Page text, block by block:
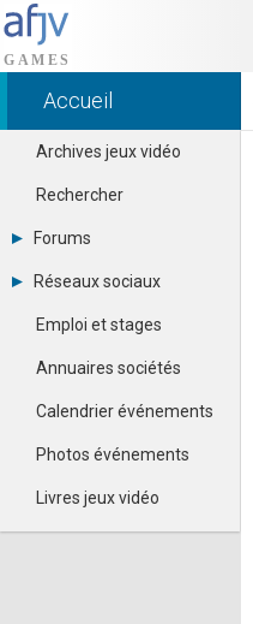
Accueil
Archives jeux vidéo
Rechercher
Forums
Tous les forums
Se connecter
Contacter un modérateur
Réseaux sociaux
Dailymotion
Facebook
Google+
Pinterest
Youtube
Emploi et stages
Annuaires sociétés
Calendrier événements
Photos événements
Livres jeux vidéo